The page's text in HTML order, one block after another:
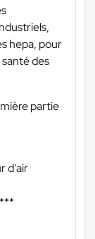
hepa, pour
des
partie
d'air